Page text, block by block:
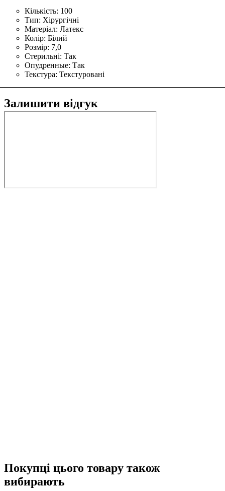
Кількість: 100
Тип: Хірургічні
Матеріал: Латекс
Колір: Білий
Розмір: 7,0
Стерильні: Так
Опудренные: Так
Текстура: Текстуровані
Залишити відгук
Покупці цього товару також
вибирають